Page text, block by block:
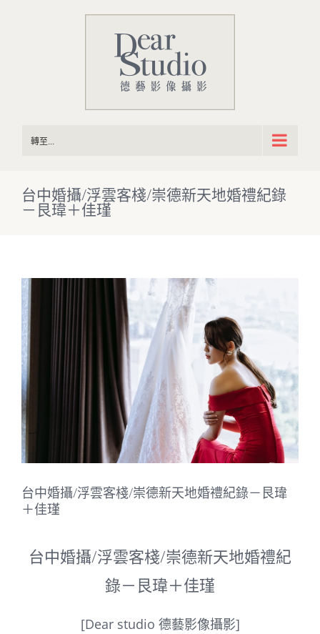
轉至...
台中婚攝/浮雲客棧/崇德新天地婚禮紀錄
－艮瑋＋佳瑾
View
Larger
Image
台中婚攝/浮雲客棧/崇德新天地婚禮紀錄－艮瑋
＋佳瑾
台中婚攝/浮雲客棧/崇德新天地婚禮紀
錄－艮瑋＋佳瑾
[Dear studio 德藝影像攝影]